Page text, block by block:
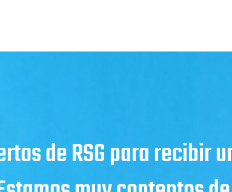
de RSG para recibir